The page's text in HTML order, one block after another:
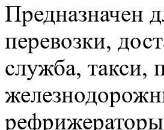
Предназначен
перевозки,
служба, такси,